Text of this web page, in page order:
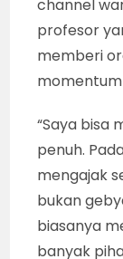
“Saya
warga
lokasi
RW, tetapi
Karena,
channel
profesor
memberi
momentum